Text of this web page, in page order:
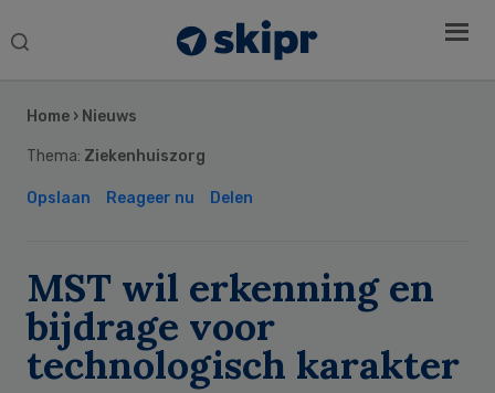
Search
Home › Nieuws
Thema: Ziekenhuiszorg
Opslaan Reageer nu Delen
MST wil erkenning en
bijdrage voor
technologisch karakter
Sidebar